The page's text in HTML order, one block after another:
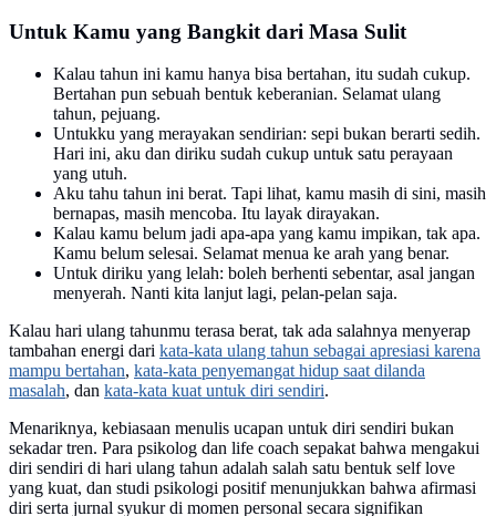
Untuk Kamu yang Bangkit dari Masa Sulit
Kalau tahun ini kamu hanya bisa bertahan, itu sudah cukup.
Bertahan pun sebuah bentuk keberanian. Selamat ulang
tahun, pejuang.
Untukku yang merayakan sendirian: sepi bukan berarti sedih.
Hari ini, aku dan diriku sudah cukup untuk satu perayaan
yang utuh.
Aku tahu tahun ini berat. Tapi lihat, kamu masih di sini, masih
bernapas, masih mencoba. Itu layak dirayakan.
Kalau kamu belum jadi apa-apa yang kamu impikan, tak apa.
Kamu belum selesai. Selamat menua ke arah yang benar.
Untuk diriku yang lelah: boleh berhenti sebentar, asal jangan
menyerah. Nanti kita lanjut lagi, pelan-pelan saja.
Kalau hari ulang tahunmu terasa berat, tak ada salahnya menyerap
tambahan energi dari kata-kata ulang tahun sebagai apresiasi karena
mampu bertahan, kata-kata penyemangat hidup saat dilanda
masalah, dan kata-kata kuat untuk diri sendiri.
Menariknya, kebiasaan menulis ucapan untuk diri sendiri bukan
sekadar tren. Para psikolog dan life coach sepakat bahwa mengakui
diri sendiri di hari ulang tahun adalah salah satu bentuk self love
yang kuat, dan studi psikologi positif menunjukkan bahwa afirmasi
diri serta jurnal syukur di momen personal secara signifikan